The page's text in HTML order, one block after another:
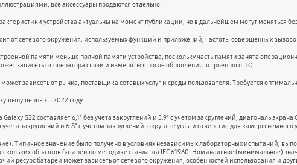
все аксессуары продаются отдельно.
устройства актуальны на момент публикации, но в дальнейшем могут меняться
от сетевого окружения, используемых функций и приложений, частоты совершенных
памяти меньше полной памяти устройства, поскольку часть памяти занята
зависеть от оператора связи и изменяться после обновления встроенного ПО.
может зависеть от рынка, поставщика сетевых услуг и среды пользователя. Требуется
выпущенных в 2022 году.
S22 составляет 6,1" без учета закруглений и 5.9" с учетом закруглений; диагональ
учета закруглений и 6.8" с учетом закруглений; округлые углы и отверстие для камеры
Типичное значение было получено в условиях независимых лабораторных испытаний,
образцов батареи по методике стандарта IEC 61960. Номинальное (минимальное)
ресурс батареи может зависеть от сетевого окружения, особенностей использования и